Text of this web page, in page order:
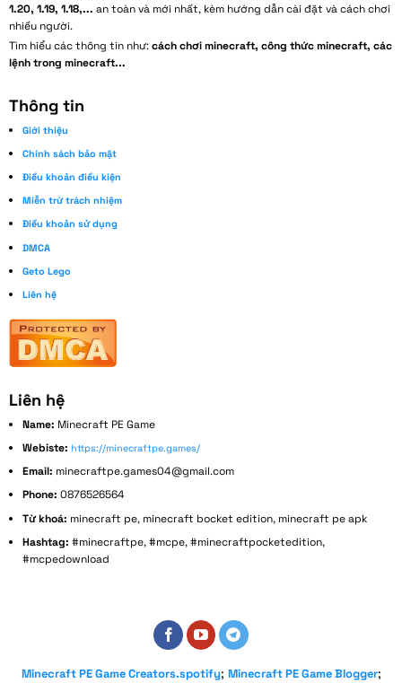
1.20, 1.19, 1.18,... an toàn và mới nhất, kèm hướng dẫn cài đặt và cách chơi
nhiều người.
Tìm hiểu các thông tin như:cách chơi minecraft, công thức minecraft, các
lệnh trong minecraft...
Thông tin
Giới thiệu
Chính sách bảo mật
Điều khoản điều kiện
Miễn trừ trách nhiệm
Điều khoản sử dụng
DMCA
Geto Lego
Liên hệ
Liên hệ
Name: Minecraft PE Game
Webiste:https://minecraftpe.games/
Email: minecraftpe.games04@gmail.com
Phone:0876526564
Từ khoá: minecraft pe, minecraft bocket edition, minecraft pe apk
Hashtag: #minecraftpe, #mcpe, #minecraftpocketedition,
#mcpedownload
Minecraft PE Game Creators.spotify; Minecraft PE Game Blogger;